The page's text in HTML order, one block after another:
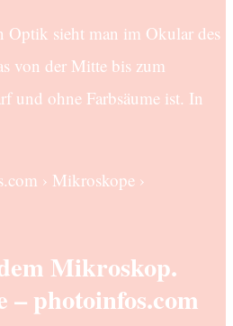
Optik sieht man im Okular des
von der Mitte bis zum
und ohne Farbsäume ist. In
› Mikroskope ›
Mikroskop.
photoinfos.com